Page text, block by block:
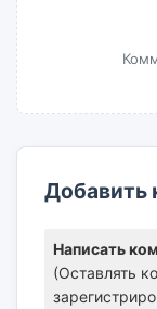
Добавить
Написать
(Оставлять